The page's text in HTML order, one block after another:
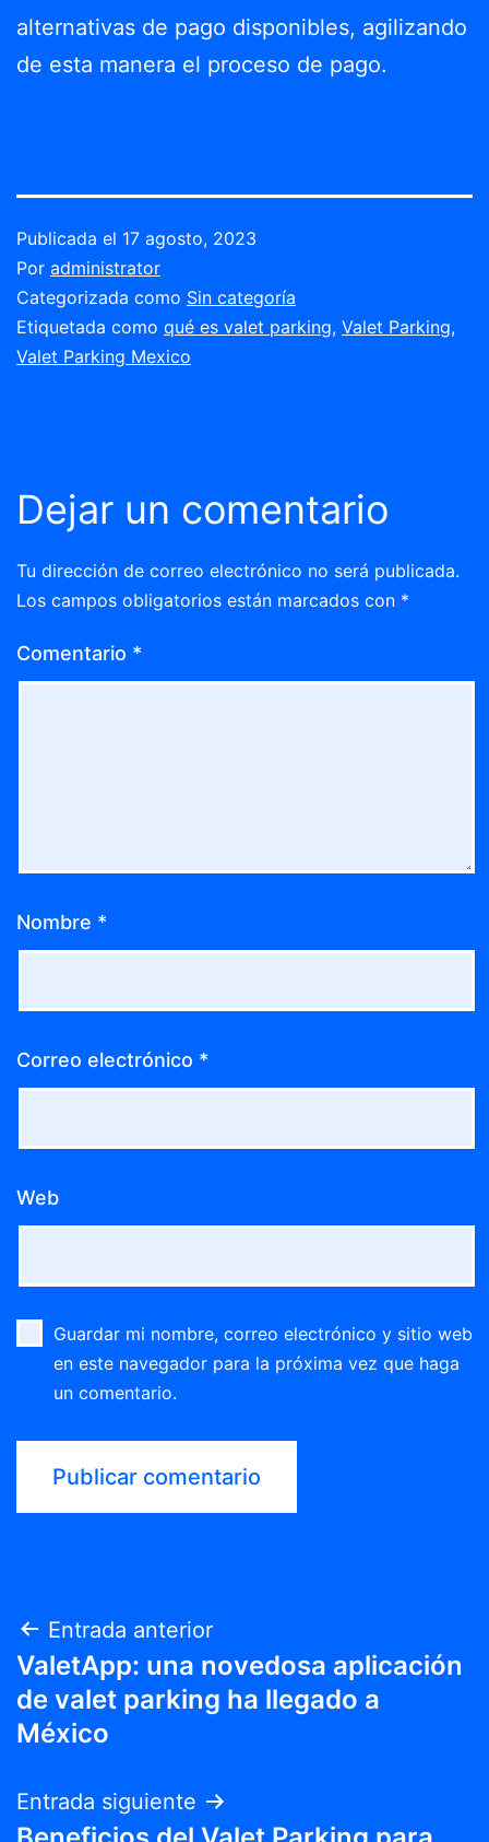
alternativas de pago disponibles, agilizando
de esta manera el proceso de pago.
Publicada el 17 agosto, 2023
Por administrator
Categorizada como Sin categoría
Etiquetada como qué es valet parking, Valet Parking,
Valet Parking Mexico
Dejar un comentario
Tu dirección de correo electrónico no será publicada.
Los campos obligatorios están marcados con *
Comentario *
Nombre *
Correo electrónico *
Web
Guardar mi nombre, correo electrónico y sitio web
en este navegador para la próxima vez que haga
un comentario.
Navegación
de
entradas
Entrada anterior
ValetApp: una novedosa aplicación
de valet parking ha llegado a
México
Entrada siguiente